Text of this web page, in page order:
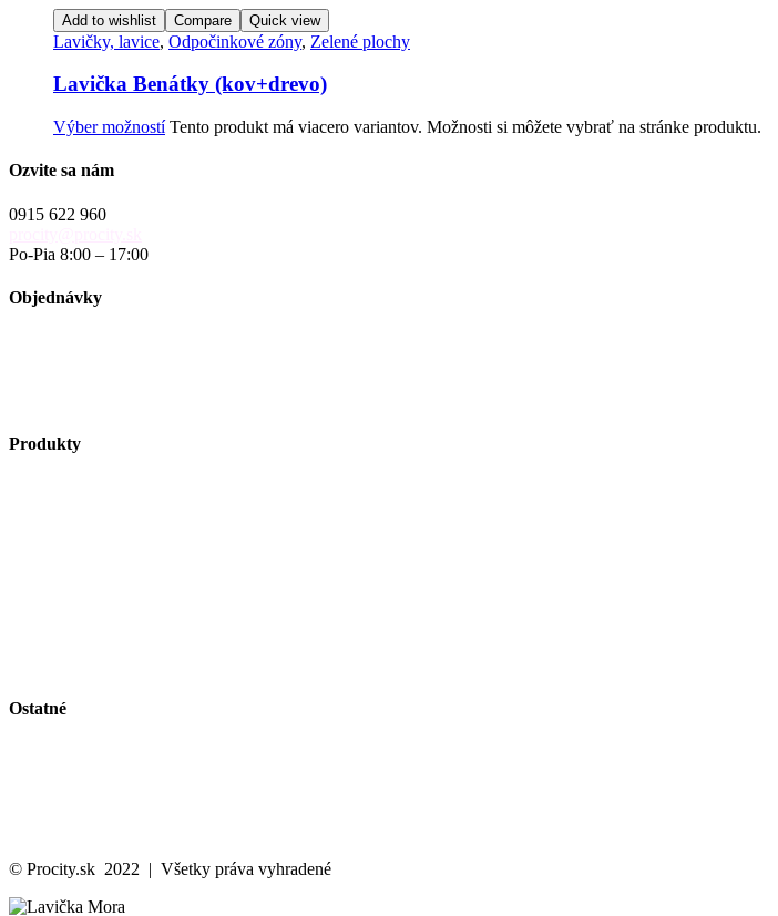
Add to wishlist Compare Quick view
Lavičky, lavice, Odpočinkové zóny, Zelené plochy
Lavička Benátky (kov+drevo)
Výber možností Tento produkt má viacero variantov. Možnosti si môžete vybrať na stránke produktu.
Ozvite sa nám
0915 622 960
Po-Pia 8:00 – 17:00
Objednávky
Produkty
Ostatné
© Procity.sk 2022 | Všetky práva vyhradené